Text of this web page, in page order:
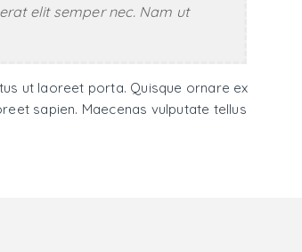
elit semper nec. Nam ut
ut laoreet porta. Quisque ornare ex
sapien. Maecenas vulputate tellus